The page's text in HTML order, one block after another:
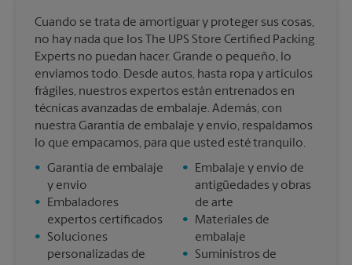
Cuando se trata de amortiguar y proteger sus cosas,
no hay nada que los The UPS Store Certified Packing
Experts no puedan hacer. Grande o pequeño, lo
enviamos todo. Desde autos, hasta ropa y artículos
frágiles, nuestros expertos están entrenados en
técnicas avanzadas de embalaje. Además, con
nuestra Garantía de embalaje y envío, respaldamos
lo que empacamos, para que usted esté tranquilo.
• Garantía de embalaje
y envío
•
Embaladores
expertos certificados
•
Soluciones
personalizadas de
•
Embalaje y envío de
antigüedades y obras
de arte
•
Materiales de
embalaje
•
Suministros de